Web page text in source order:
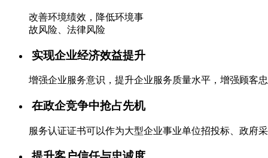
改善环境绩效，降低环境事
故风险、法律风险
实现企业经济效益提升
增强企业服务意识，提升企业服务质量水平，增强顾客
在政企竞争中抢占先机
服务认证证书可以作为大型企业事业单位招投标、政府